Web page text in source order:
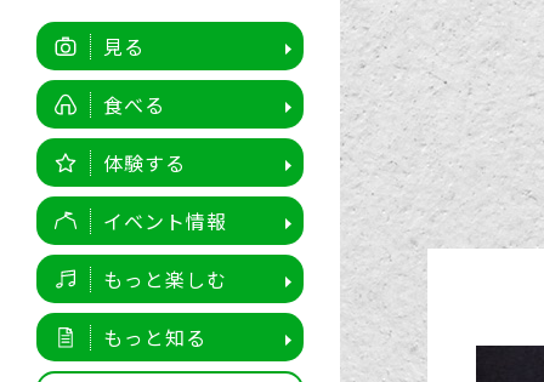
見る
食べる
体験する
イベント情報
もっと楽しむ
もっと知る